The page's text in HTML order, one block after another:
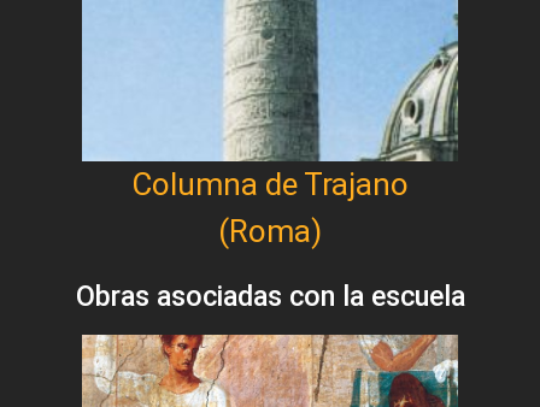
Columna de Trajano
(Roma)
Obras asociadas con la escuela